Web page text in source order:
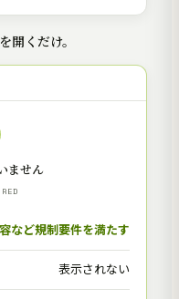
開くだけ。
ません
など規制要件を満たす
表示されない